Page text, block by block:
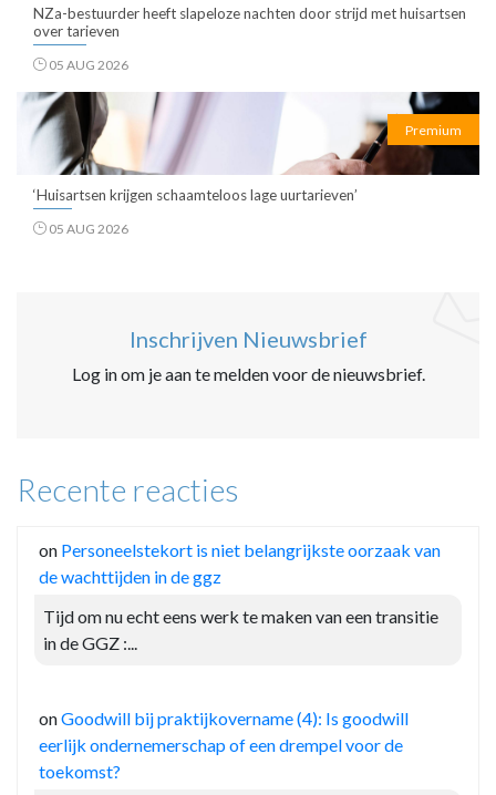
NZa-bestuurder heeft slapeloze nachten door strijd met huisartsen
over tarieven
05 AUG 2026
Premium
‘Huisartsen krijgen schaamteloos lage uurtarieven’
05 AUG 2026
Inschrijven Nieuwsbrief
Log in om je aan te melden voor de nieuwsbrief.
Recente reacties
on Personeelstekort is niet belangrijkste oorzaak van
de wachttijden in de ggz
Tijd om nu echt eens werk te maken van een transitie
in de GGZ :...
onGoodwill bij praktijkovername (4): Is goodwill
eerlijk ondernemerschap of een drempel voor de
toekomst?